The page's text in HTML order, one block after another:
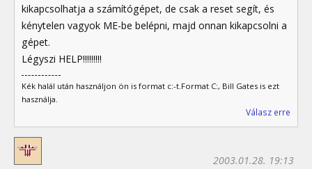
kikapcsolhatja a számítógépet, de csak a reset segít, és
kénytelen vagyok ME-be belépni, majd onnan kikapcsolni a
gépet.
Légyszi HELP!!!!!!!!!
Kék halál után használjon ön is format c:-t.Format C:, Bill Gates is ezt
használja.
Válasz erre
2003.01.28. 19:13